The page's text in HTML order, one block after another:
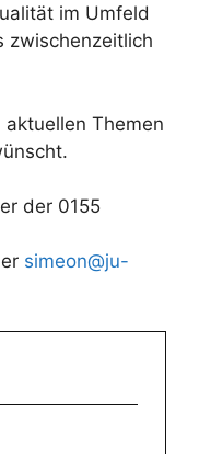
im Umfeld
zwischenzeitlich
Themen
der 0155
simeon@ju-